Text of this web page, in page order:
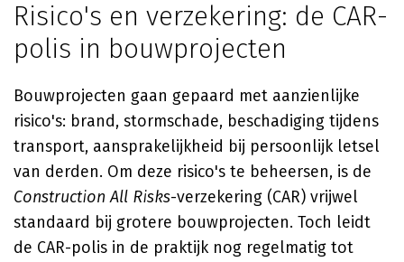
Risico's en verzekering: de CAR-
polis in bouwprojecten
Bouwprojecten gaan gepaard met aanzienlijke
risico's: brand, stormschade, beschadiging tijdens
transport, aansprakelijkheid bij persoonlijk letsel
van derden. Om deze risico's te beheersen, is de
Construction All Risks-verzekering (CAR) vrijwel
standaard bij grotere bouwprojecten. Toch leidt
de CAR-polis in de praktijk nog regelmatig tot